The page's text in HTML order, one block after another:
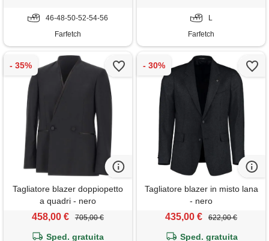
46-48-50-52-54-56
Farfetch
L
Farfetch
Tagliatore blazer doppiopetto
a quadri - nero
458,00 € 705,00 €
Sped. gratuita
Tagliatore blazer in misto lana
- nero
435,00 € 622,00 €
Sped. gratuita